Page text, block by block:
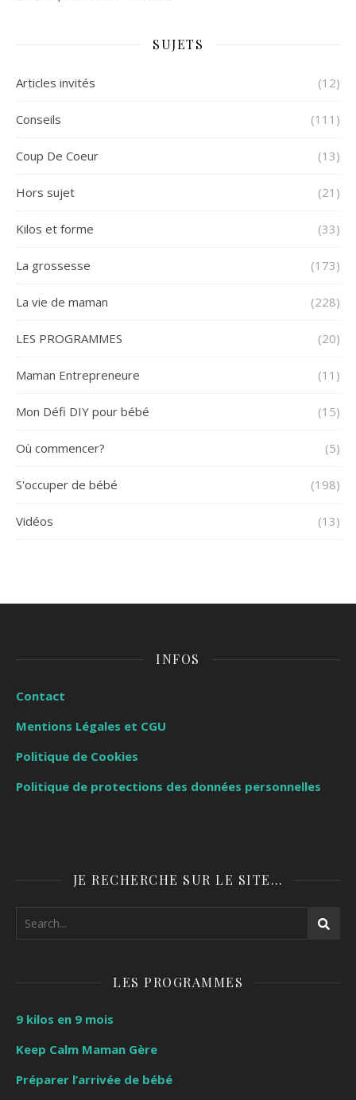
SUJETS
Articles invités (12)
Conseils (111)
Coup De Coeur (13)
Hors sujet (21)
Kilos et forme (33)
La grossesse (173)
La vie de maman (228)
LES PROGRAMMES (20)
Maman Entrepreneure (11)
Mon Défi DIY pour bébé (15)
Où commencer? (5)
S'occuper de bébé (198)
Vidéos (13)
INFOS
Contact
Mentions Légales et CGU
Politique de Cookies
Politique de protections des données personnelles
JE RECHERCHE SUR LE SITE…
LES PROGRAMMES
9 kilos en 9 mois
Keep Calm Maman Gère
Préparer l’arrivée de bébé